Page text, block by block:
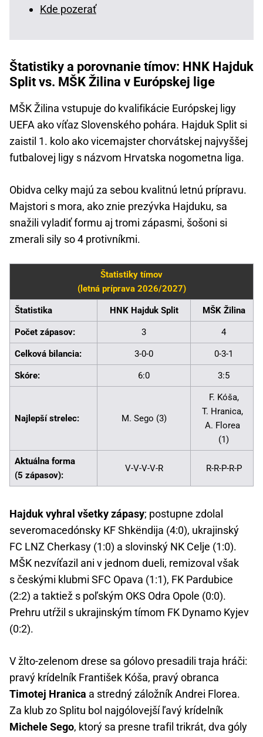
Kde pozerať
Štatistiky a porovnanie tímov: HNK Hajduk
Split vs. MŠK Žilina v Európskej lige
MŠK Žilina vstupuje do kvalifikácie Európskej ligy
UEFA ako víťaz Slovenského pohára. Hajduk Split si
zaistil 1. kolo ako vicemajster chorvátskej najvyššej
futbalovej ligy s názvom Hrvatska nogometna liga.
Obidva celky majú za sebou kvalitnú letnú prípravu.
Majstori s mora, ako znie prezývka Hajduku, sa
snažili vyladiť formu aj tromi zápasmi, šošoni si
zmerali sily so 4 protivníkmi.
Štatistiky tímov
(letná príprava 2026/2027)
Štatistika HNK Hajduk Split MŠK Žilina
Počet zápasov: 3 4
Celková bilancia: 3-0-0 0-3-1
Skóre: 6:0 3:5
Najlepší strelec: M. Sego (3)
F. Kóša,
T. Hranica,
A. Florea
(1)
Aktuálna forma
(5 zápasov):
V-V-V-V-R R-R-P-R-P
Hajduk vyhral všetky zápasy; postupne zdolal
severomacedónsky KF Shkëndija (4:0), ukrajinský
FC LNZ Cherkasy (1:0) a slovinský NK Celje (1:0).
MŠK nezvíťazil ani v jednom dueli, remizoval však
s českými klubmi SFC Opava (1:1), FK Pardubice
(2:2) a taktiež s poľským OKS Odra Opole (0:0).
Prehru utŕžil s ukrajinským tímom FK Dynamo Kyjev
(0:2).
V žlto-zelenom drese sa gólovo presadili traja hráči:
pravý krídelník František Kóša, pravý obranca
Timotej Hranica a stredný záložník Andrei Florea.
Za klub zo Splitu bol najgólovejší ľavý krídelník
Michele Sego, ktorý sa presne trafil trikrát, dva góly